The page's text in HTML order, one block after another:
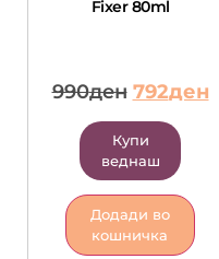
Fixer 80ml
990ден 792ден
Купи
веднаш
Додади во
кошничка